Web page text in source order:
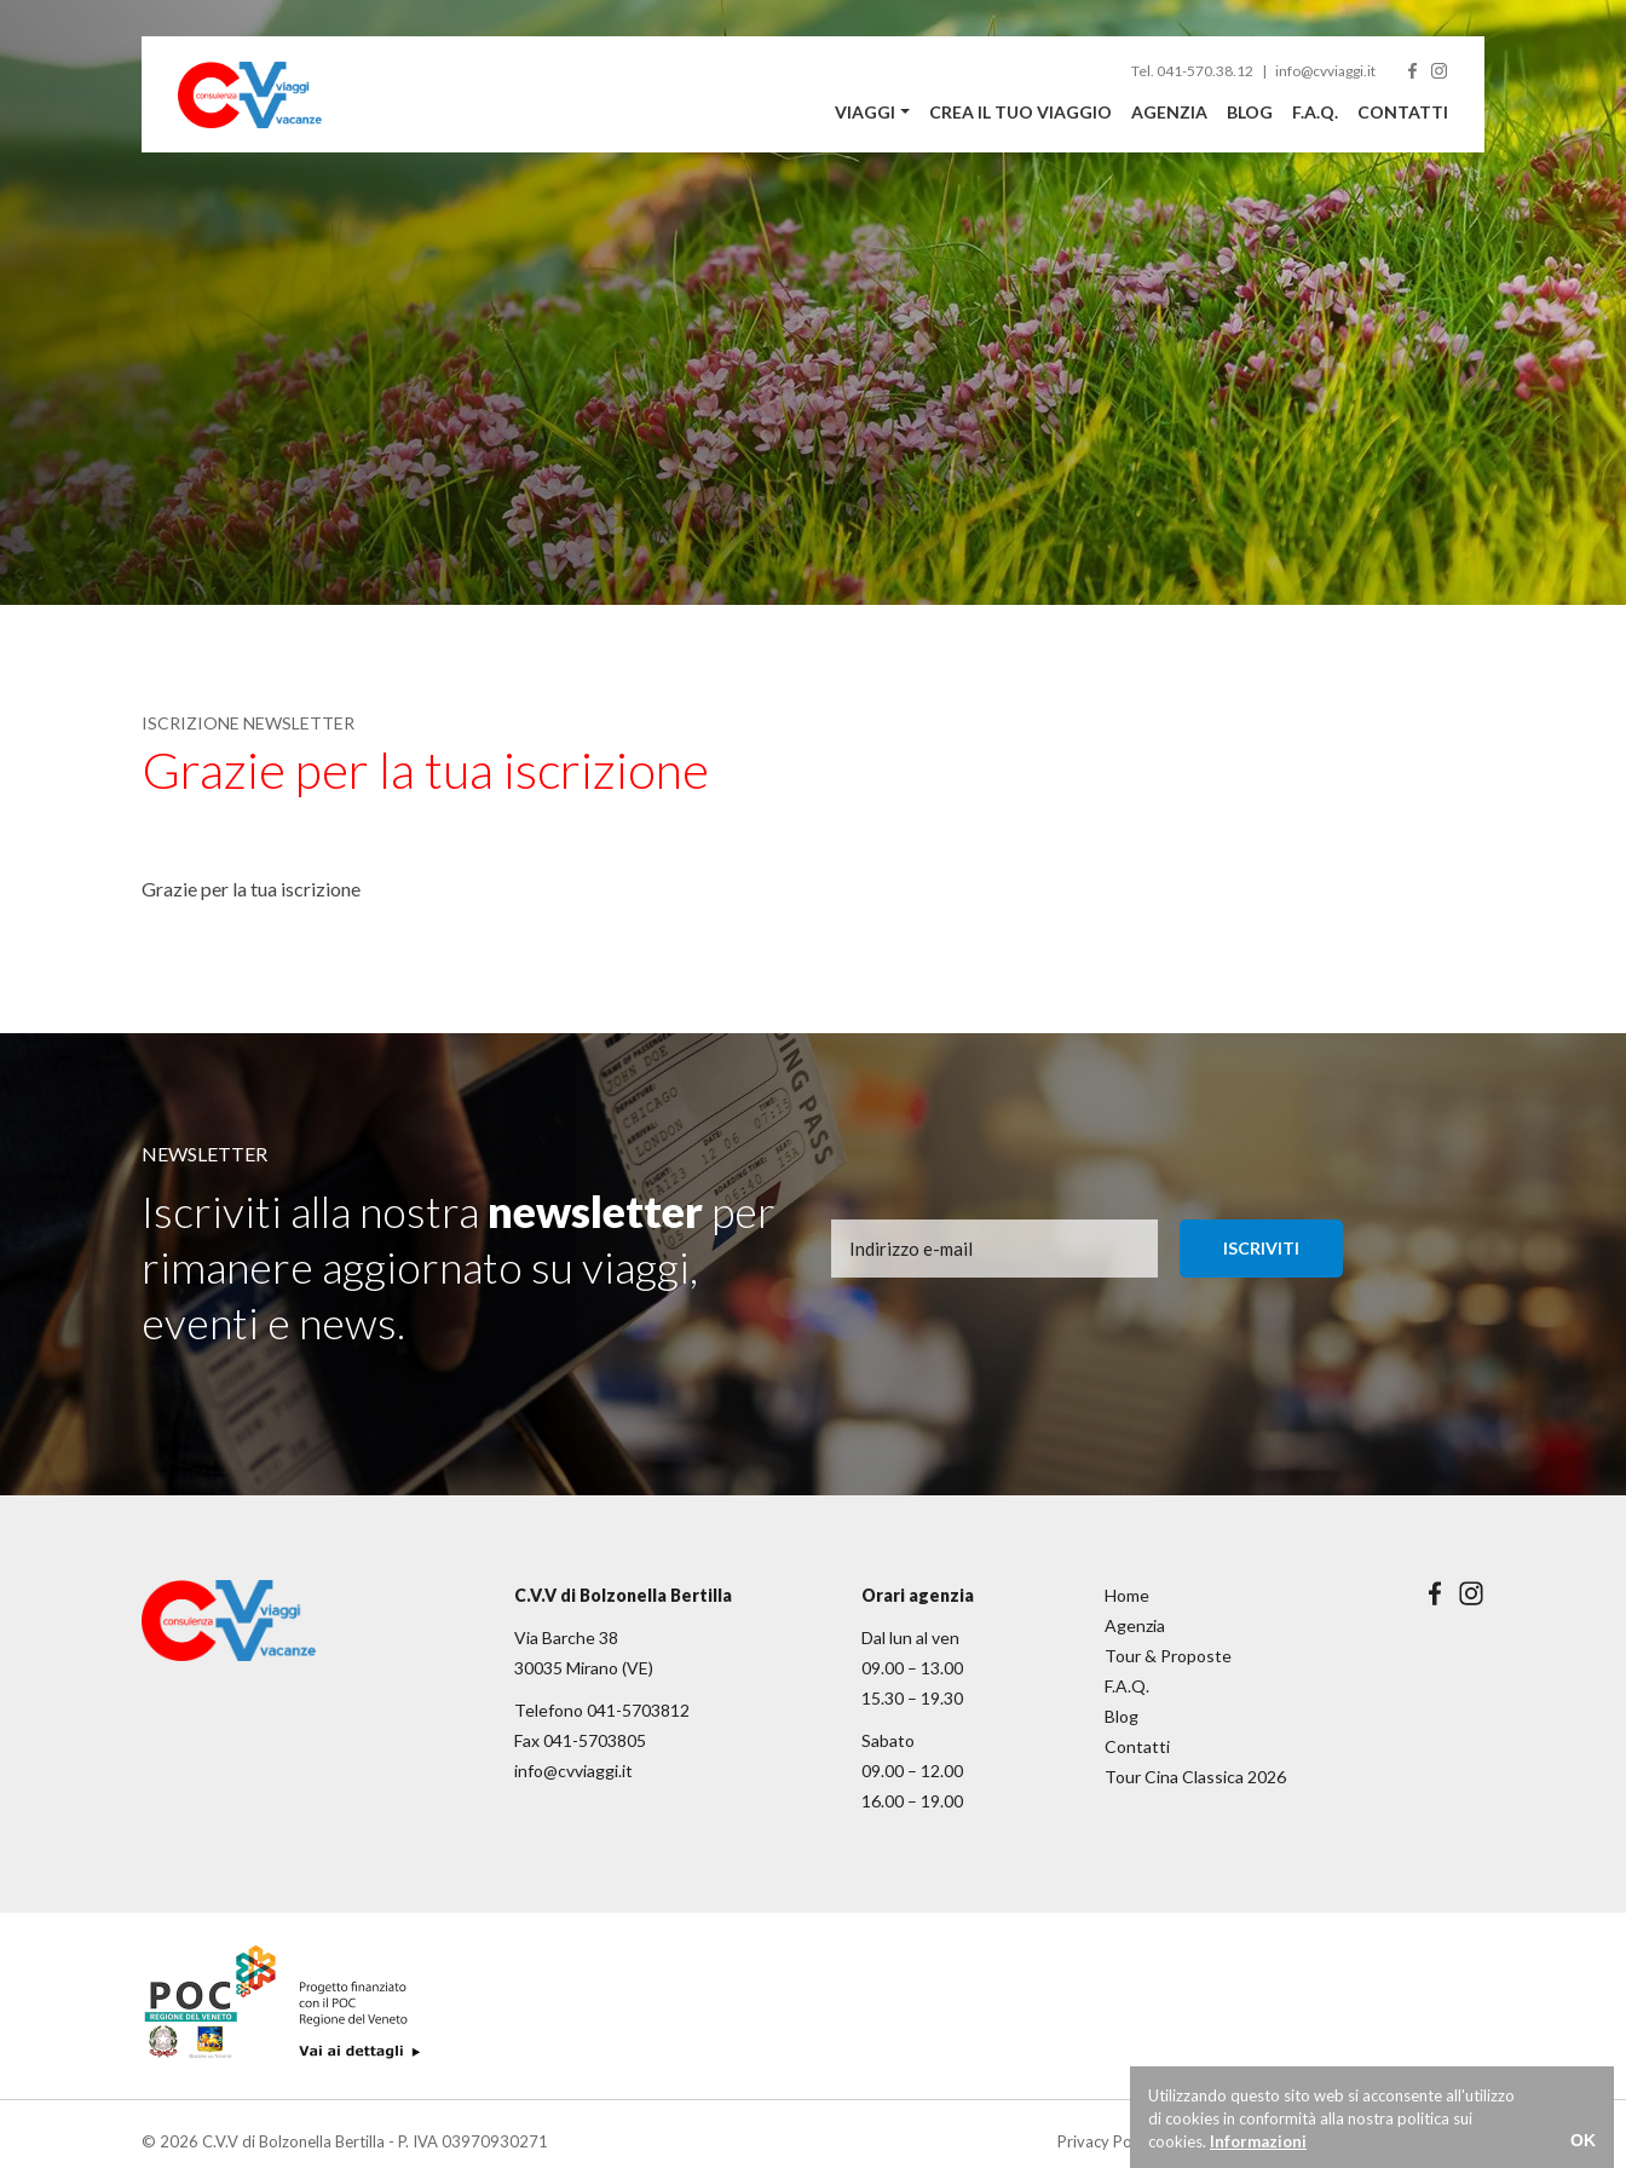
Tel. 041-570.38.12 info@cvviaggi.it
VIAGGI CREA IL TUO VIAGGIO AGENZIA BLOG F.A.Q. CONTATTI
ISCRIZIONE NEWSLETTER
Grazie per la tua iscrizione
Grazie per la tua iscrizione
NEWSLETTER
Iscriviti alla nostranewsletterper
rimanere aggiornato su viaggi,
eventi e news.
C.V.V di Bolzonella Bertilla
Via Barche 38
30035 Mirano (VE)
Telefono 041-5703812
Fax 041-5703805
info@cvviaggi.it
Orari agenzia
Dal lun al ven
09.00 – 13.00
15.30 – 19.30
Sabato
09.00 – 12.00
16.00 – 19.00
Home
Agenzia
Tour & Proposte
F.A.Q.
Blog
Contatti
Tour Cina Classica 2026
© 2026 C.V.V di Bolzonella Bertilla - P. IVA 03970930271 Privacy Policy-Cookie Policy-Termini e condizioni
Utilizzando questo sito web si acconsente all'utilizzo
di cookies in conformità alla nostra politica sui
cookies. Informazioni OK